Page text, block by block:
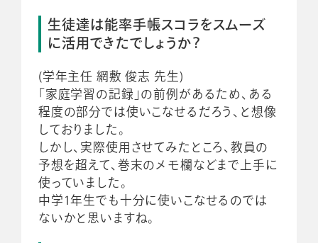
生徒達は能率手帳スコラをスムーズ
に活用できたでしょうか？
(学年主任 網敷 俊志 先生)
「家庭学習の記録」の前例があるため、ある
程度の部分では使いこなせるだろう、と想像
しておりました。
しかし、実際使用させてみたところ、教員の
予想を超えて、巻末のメモ欄などまで上手に
使っていました。
中学1年生でも十分に使いこなせるのでは
ないかと思いますね。